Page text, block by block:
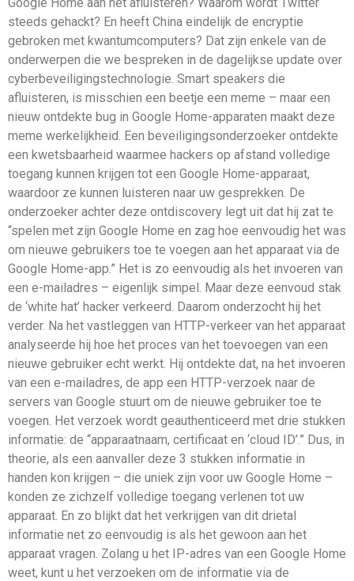
Google Home aan het afluisteren? Waarom wordt Twitter
steeds gehackt? En heeft China eindelijk de encryptie
gebroken met kwantumcomputers? Dat zijn enkele van de
onderwerpen die we bespreken in de dagelijkse update over
cyberbeveiligingstechnologie. Smart speakers die
afluisteren, is misschien een beetje een meme – maar een
nieuw ontdekte bug in Google Home-apparaten maakt deze
meme werkelijkheid. Een beveiligingsonderzoeker ontdekte
een kwetsbaarheid waarmee hackers op afstand volledige
toegang kunnen krijgen tot een Google Home-apparaat,
waardoor ze kunnen luisteren naar uw gesprekken. De
onderzoeker achter deze ontdiscovery legt uit dat hij zat te
“spelen met zijn Google Home en zag hoe eenvoudig het was
om nieuwe gebruikers toe te voegen aan het apparaat via de
Google Home-app.” Het is zo eenvoudig als het invoeren van
een e-mailadres – eigenlijk simpel. Maar deze eenvoud stak
de ‘white hat’ hacker verkeerd. Daarom onderzocht hij het
verder. Na het vastleggen van HTTP-verkeer van het apparaat
analyseerde hij hoe het proces van het toevoegen van een
nieuwe gebruiker echt werkt. Hij ontdekte dat, na het invoeren
van een e-mailadres, de app een HTTP-verzoek naar de
servers van Google stuurt om de nieuwe gebruiker toe te
voegen. Het verzoek wordt geauthenticeerd met drie stukken
informatie: de “apparaatnaam, certificaat en ‘cloud ID’.” Dus, in
theorie, als een aanvaller deze 3 stukken informatie in
handen kon krijgen – die uniek zijn voor uw Google Home –
konden ze zichzelf volledige toegang verlenen tot uw
apparaat. En zo blijkt dat het verkrijgen van dit drietal
informatie net zo eenvoudig is als het gewoon aan het
apparaat vragen. Zolang u het IP-adres van een Google Home
weet, kunt u het verzoeken om de informatie via de